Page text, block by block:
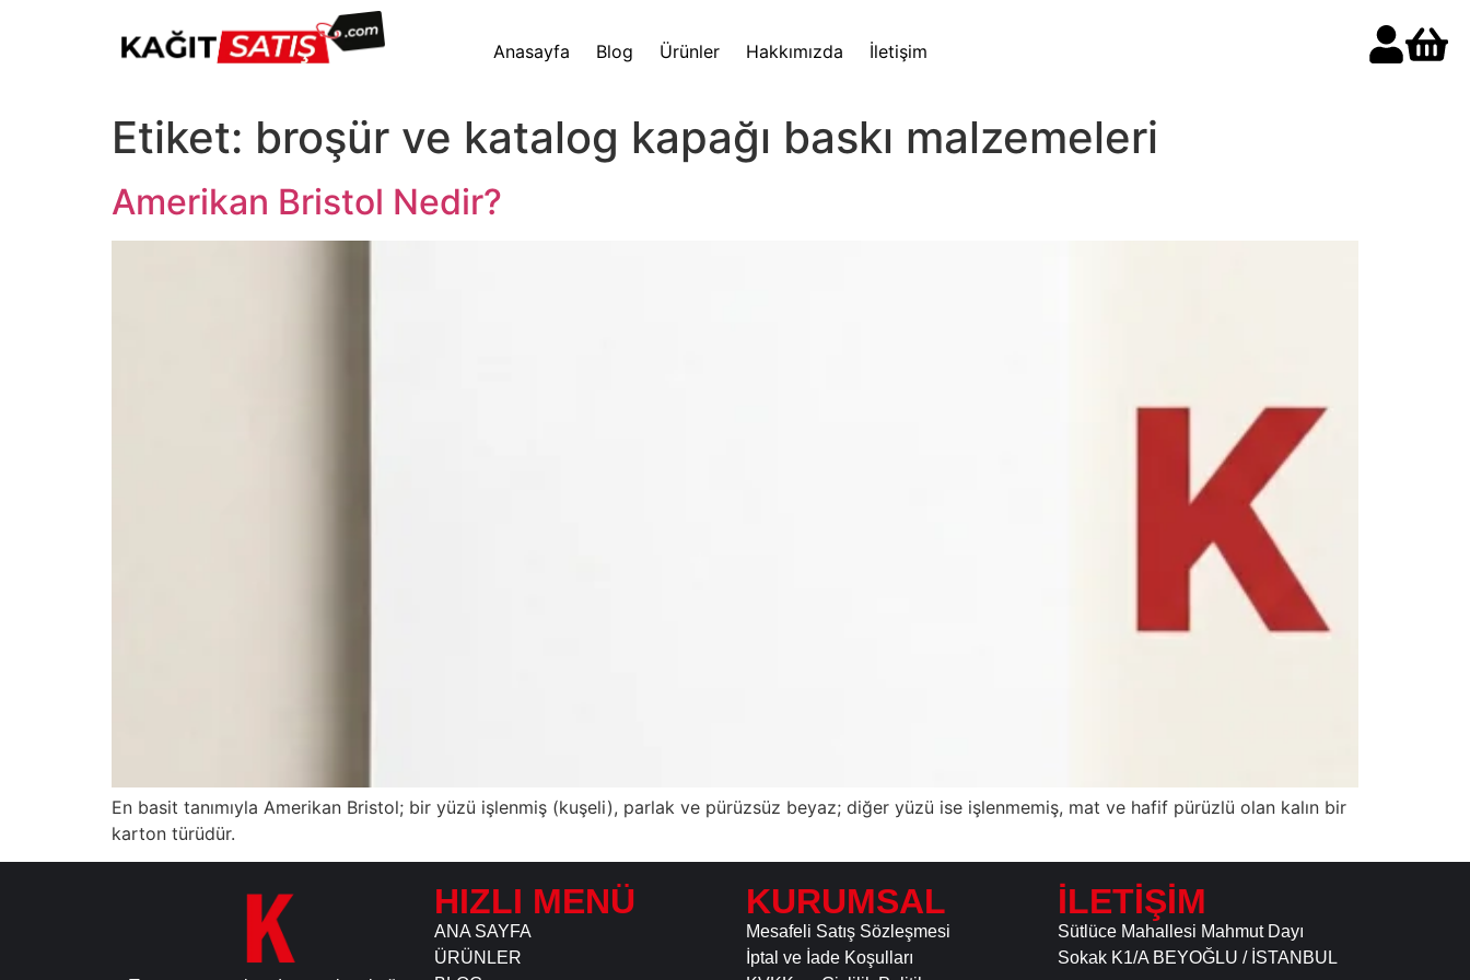
Anasayfa Blog Ürünler Hakkımızda İletişim
Etiket: broşür ve katalog kapağı baskı malzemeleri
Amerikan Bristol Nedir?
En basit tanımıyla Amerikan Bristol; bir yüzü işlenmiş (kuşeli), parlak ve pürüzsüz beyaz; diğer yüzü ise işlenmemiş, mat ve hafif pürüzlü olan kalın bir
karton türüdür.
HIZLI MENÜ
ANA SAYFA
ÜRÜNLER
KURUMSAL
Mesafeli Satış Sözleşmesi
İptal ve İade Koşulları
İLETİŞİM
Sütlüce Mahallesi Mahmut Dayı
Sokak K1/A BEYOĞLU / İSTANBUL